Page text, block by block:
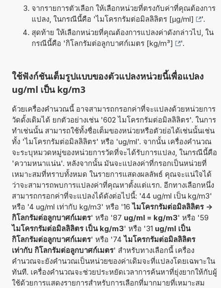
จากรายการตัวเลือก ให้เลือกหน่วยที่ตรงกับค่าที่คุณต้องการ
แปลง, ในกรณีนี้คือ 'ไมโครกรัมต่อมิลลิลิตร [µg/ml]
'.
สุดท้าย ให้เลือกหน่วยที่คุณต้องการแปลงค่าดังกล่าวไป, ใน
กรณีนี้คือ 'กิโลกรัมต่อลูกบาศก์เมตร [kg/m³] '.
ใช้ฟังก์ชันเต็มรูปแบบของตัวแปลงหน่วยนี้เพื่อแปลง
ug/ml เป็น kg/m3
ด้วยเครื่องคำนวณนี้ อาจสามารถกรอกค่าที่จะแปลงด้วยหน่วยการ
วัดดั้งเดิมได้ ยกตัวอย่างเช่น '602 ไมโครกรัมต่อมิลลิลิตร'. ในการ
ทำเช่นนั้น สามารถใช้ทั้งชื่อเต็มของหน่วยหรือตัวย่อได้เช่นนั้นเช่น
ทั้ง 'ไมโครกรัมต่อมิลลิลิตร' หรือ 'ug/ml'. จากนั้น เครื่องคำนวณ
จะระบุหมวดหมู่ของหน่วยการวัดที่จะได้รับการแปลง, ในกรณีนี้คือ
'ความหนาแน่น'. หลังจากนั้น มันจะแปลงค่าที่กรอกเป็นหน่วยที่
เหมาะสมที่ทราบทั้งหมด ในรายการแสดงผลลัพธ์ คุณจะแน่ใจได้
ว่าจะสามารถพบการแปลงค่าที่คุณหาตั้งแต่แรก. อีกทางเลือกหนึ่ง
สามารถกรอกค่าที่จะแปลงได้ดังต่อไปนี้: '44 ug/ml เป็น kg/m3'
หรือ '4 ug/ml เท่ากับ kg/m3' หรือ '16ไมโครกรัมต่อมิลลิลิตร ->
กิโลกรัมต่อลูกบาศก์เมตร' หรือ '87 ug/ml = kg/m3' หรือ '59
ไมโครกรัมต่อมิลลิลิตร เป็น kg/m3' หรือ '31 ug/ml เป็น
กิโลกรัมต่อลูกบาศก์เมตร' หรือ '74ไมโครกรัมต่อมิลลิลิตร
เท่ากับ กิโลกรัมต่อลูกบาศก์เมตร' สำหรับทางเลือกนี้ เครื่อง
คำนวณจะยังคำนวณเป็นหน่วยของค่าเดิมจะที่แปลงโดยเฉพาะใน
ทันที. เครื่องคำนวณจะช่วยประหยัดเวลาการค้นหาที่ยุ่งยากให้กับผู้
ใช้ด้วยการแสดงรายการสำหรับการเลือกที่มากมายที่เหมาะสม